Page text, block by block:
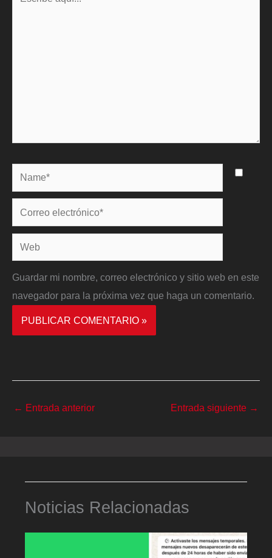
Name*
Correo
electrónico*
Web
Guardar mi nombre, correo electrónico y sitio web en este
navegador para la próxima vez que haga un comentario.
← Entrada anterior Entrada siguiente →
Noticias Relacionadas